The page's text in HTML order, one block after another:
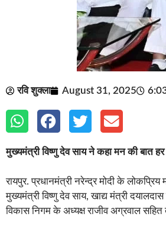
रवि शुक्ला August 31, 2025
मुख्यमंत्री विष्णु देव साय ने कहा मन की बात
रायपुर. प्रधानमंत्री नरेन्द्र मोदी के
मुख्यमंत्री विष्णु देव साय, खाद्य मंत्री
विकास निगम के अध्यक्ष राजीव अग्रवाल